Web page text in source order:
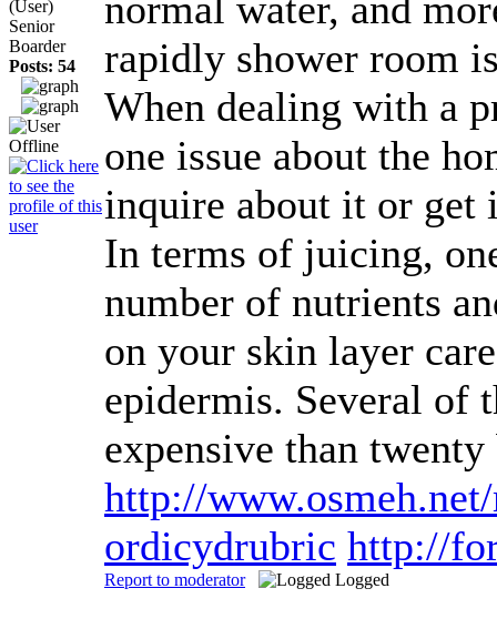
(User)
Senior
Boarder
Posts: 54
rapidly shower room
When dealing with a
one issue about the
inquire about it or get
In terms of juicing,
number of nutrients
on your skin layer
epidermis. Several of
expensive than
http://
ordicydrubric http://
Report to moderator Logged